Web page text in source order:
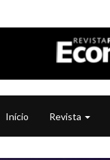
Início Revista